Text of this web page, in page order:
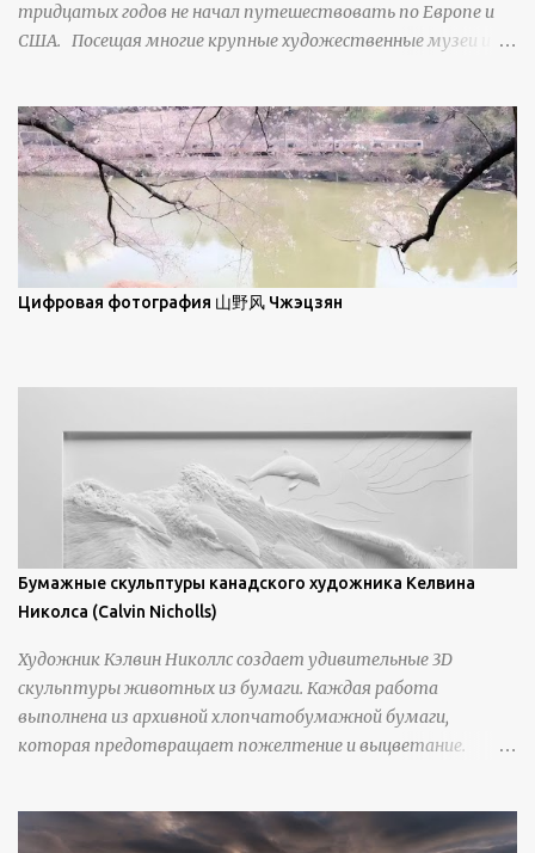
ниже; при более высокой солнечной позиции снег
демонстрирует матовое отражение. Эти
тридцатых годов не начал путешествовать по Европе и
США. Посещая многие крупные художественные музеи и
Брайан Шервин прокомментировал картины художника,
заявив, что "Такаюки Харада сочетает в себе классическую
элегантность живописи с реалиями современной жизни. В
некотором смысле, персонажи его картин предлагают
зрителям незаконченный рассказ, который усиливается его
уникальной манерой использования освещения". Для
просмотра всех работ, посетите страницу –
Цифровая фотография 山野风 Чжэцзян
Бумажные скульптуры канадского художника Келвина
Николса (Calvin Nicholls)
Художник Кэлвин Николлс создает удивительные 3D
скульптуры животных из бумаги. Каждая работа
выполнена из архивной хлопчатобумажной бумаги,
которая предотвращает пожелтение и выцветание.
инструменты для текстурирования, чтобы точно